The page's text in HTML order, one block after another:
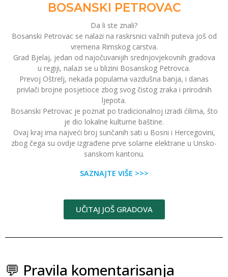
BOSANSKI PETROVAC
Da li ste znali?
Bosanski Petrovac se nalazi na raskrsnici važnih puteva još od
vremena Rimskog carstva.
Grad Bjelaj, jedan od najočuvanijih srednjovjekovnih gradova
u regiji, nalazi se u blizini Bosanskog Petrovca.
Prevoj Oštrelj, nekada popularna vazdušna banja, i danas
privlači brojne posjetioce zbog svog čistog zraka i prirodnih
ljepota.
Bosanski Petrovac je poznat po tradicionalnoj izradi ćilima, što
je dio lokalne kulturne baštine.
Ovaj kraj ima najveći broj sunčanih sati u Bosni i Hercegovini,
zbog čega su ovdje izgrađene prve solarne elektrane u Unsko-
sanskom kantonu.
SAZNAJTE VIŠE >>>
UČITAJ JOŠ GRADOVA
💬 Pravila komentarisanja